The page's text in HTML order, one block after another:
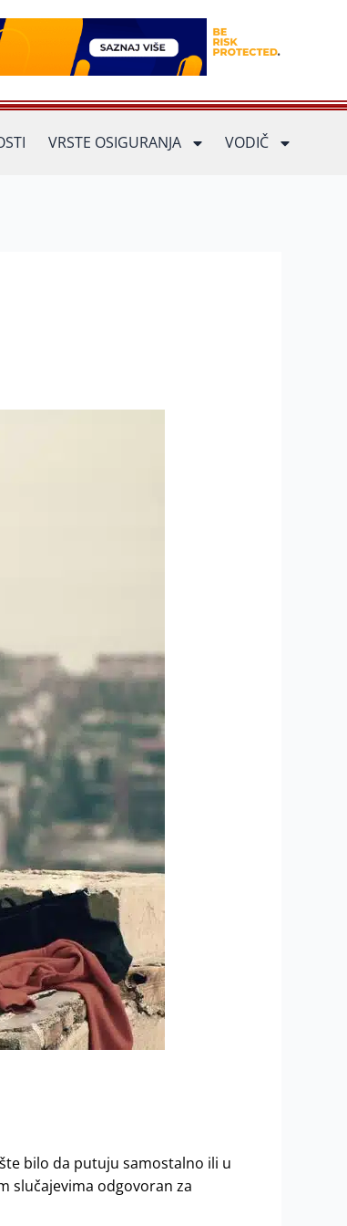
VRSTE OSIGURANJA VODIČ
bilo da putuju samostalno ili u
slučajevima odgovoran za